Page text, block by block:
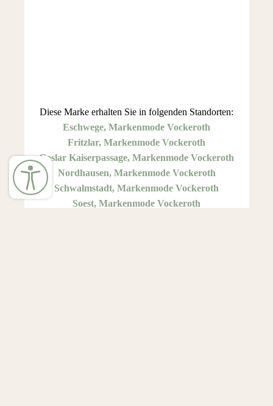
Diese Marke erhalten Sie in folgenden Standorten:
Eschwege, Markenmode Vockeroth
Fritzlar, Markenmode Vockeroth
Goslar Kaiserpassage, Markenmode Vockeroth
Nordhausen, Markenmode Vockeroth
Schwalmstadt, Markenmode Vockeroth
Soest, Markenmode Vockeroth